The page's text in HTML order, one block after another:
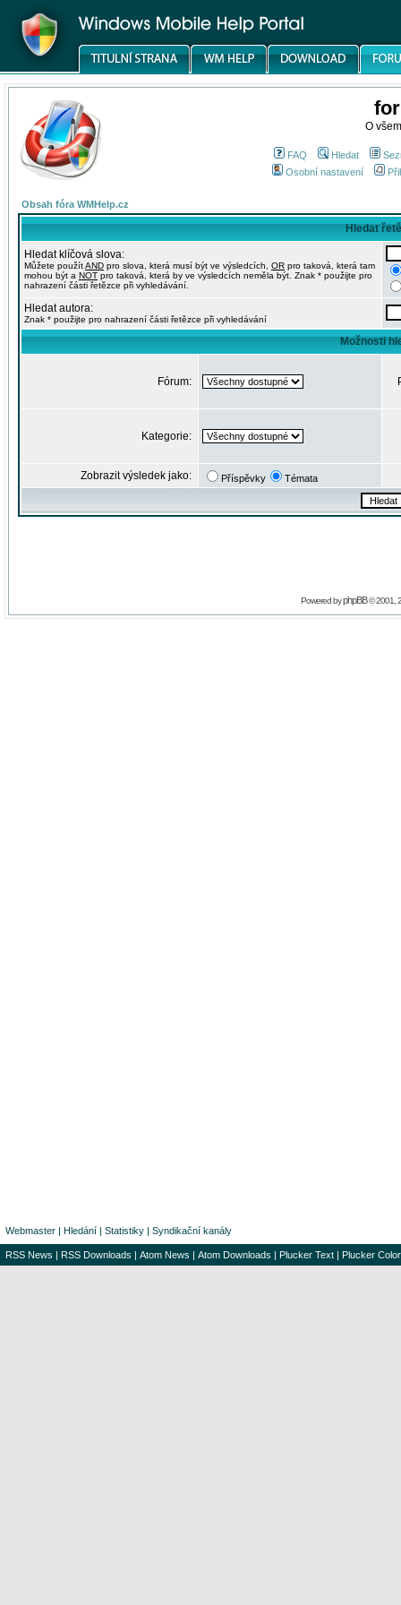
O
FAQ Hledat
Osobní nastavení
Obsah fóra WMHelp.cz
Hledat
Hledat klíčová slova:
Můžete použítAND pro slova, která musí být ve výsledcích, OR pro taková, která tam
mohou být a NOT pro taková, která by ve výsledcích neměla být. Znak * použijte pro
nahrazení části řetězce při vyhledávání.
Hledat autora:
Znak * použijte pro nahrazení části řetězce při vyhledávání
Možnosti
Fórum:
Kategorie:
Zobrazit výsledek jako: Příspěvky Témata
Powered byphpBB© 2001,
Webmaster | Hledání | Statistiky | Syndikační kanály
RSS News | RSS Downloads | Atom News | Atom Downloads | Plucker Text | Plucker Color